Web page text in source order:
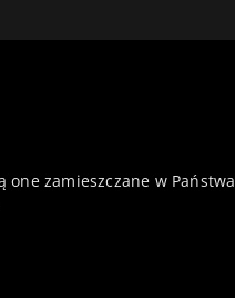
zamieszczane w